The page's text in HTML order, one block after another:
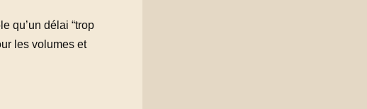
qu’un délai “trop
les volumes et